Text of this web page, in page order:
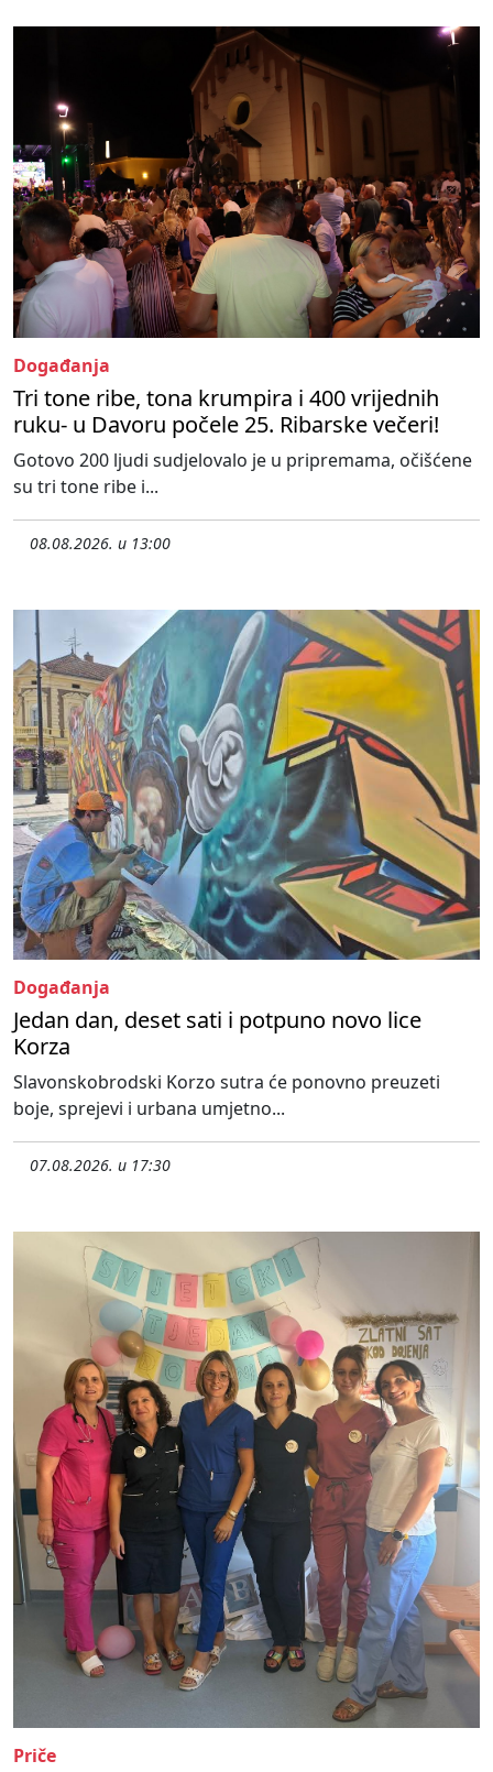
Događanja
Tri tone ribe, tona krumpira i 400 vrijednih
ruku- u Davoru počele 25. Ribarske večeri!
Gotovo 200 ljudi sudjelovalo je u pripremama, očišćene
su tri tone ribe i...
08.08.2026. u 13:00
Događanja
Jedan dan, deset sati i potpuno novo lice
Korza
Slavonskobrodski Korzo sutra će ponovno preuzeti
boje, sprejevi i urbana umjetno...
07.08.2026. u 17:30
Priče